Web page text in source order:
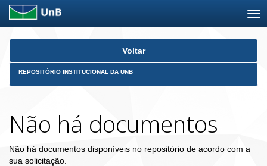
Skip
Voltar
REPOSITÓRIO INSTITUCIONAL DA UNB
Não há documentos
Não há documentos disponíveis no repositório de acordo com a
sua solicitação.